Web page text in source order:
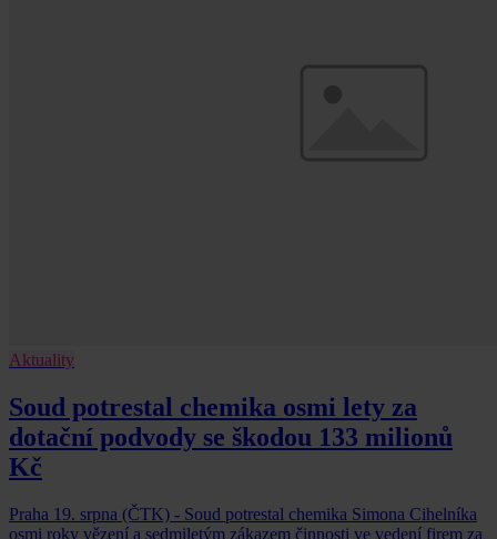
Aktuality
Soud potrestal chemika osmi lety za
dotační podvody se škodou 133 milionů
Kč
Praha 19. srpna (ČTK) - Soud potrestal chemika Simona Cihelníka
osmi roky vězení a sedmiletým zákazem činnosti ve vedení firem za